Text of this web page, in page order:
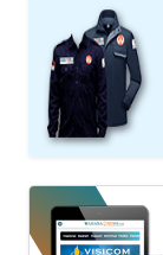
KESEHATAN
INTERNASIONAL
SERBA-SERBI
PENDIDIKAN